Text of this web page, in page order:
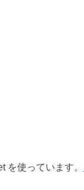
を使っています。